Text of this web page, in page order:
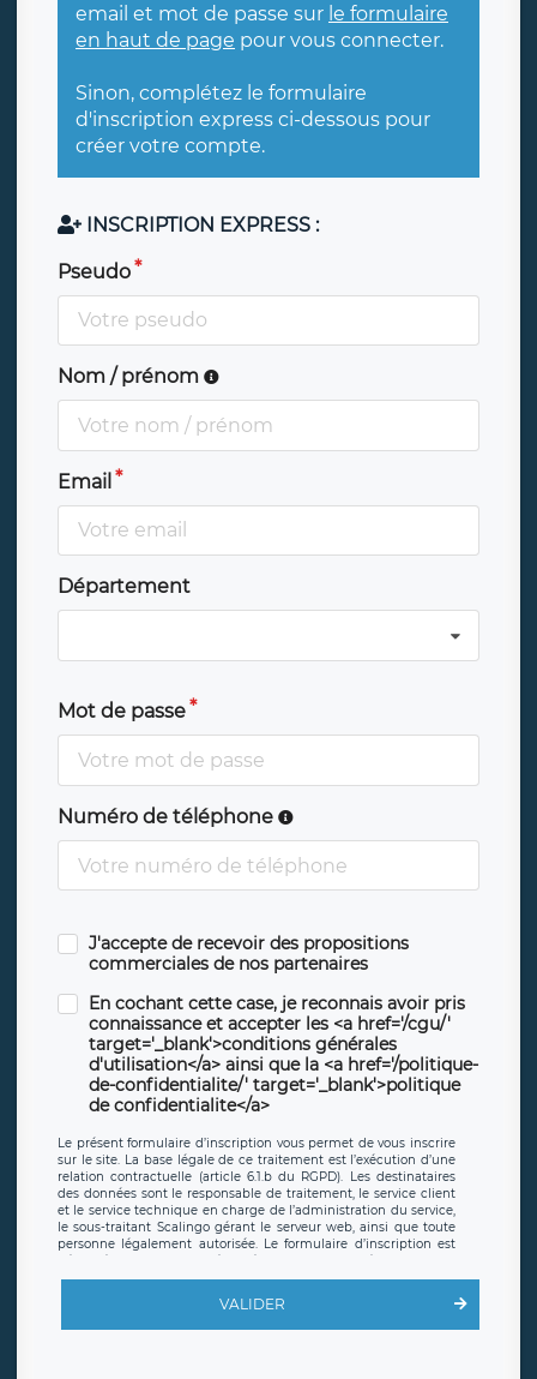
email et mot de passe sur le formulaire
en haut de page pour vous connecter.
Sinon, complétez le formulaire
d'inscription express ci-dessous pour
créer votre compte.
INSCRIPTION EXPRESS :
Pseudo
Nom / prénom
Email
Département
Mot de passe
Numéro de téléphone
J'accepte de recevoir des propositions
commerciales de nos partenaires
En cochant cette case, je reconnais avoir pris
connaissance et accepter les <a href='/cgu/'
target='_blank'>conditions générales
d'utilisation</a> ainsi que la <a href='/politique-
de-confidentialite/' target='_blank'>politique
de confidentialite</a>
Le présent formulaire d’inscription vous permet de vous inscrire
sur le site. La base légale de ce traitement est l’exécution d’une
relation contractuelle (article 6.1.b du RGPD). Les destinataires
des données sont le responsable de traitement, le service client
et le service technique en charge de l’administration du service,
le sous-traitant Scalingo gérant le serveur web, ainsi que toute
personne légalement autorisée. Le formulaire d’inscription est
offrant desclauses de protection conformes au RGPD. Les
en sollicite la suppression, étant entendu que vous pouvez
demander la suppression de vos données et retirer votre
VALIDER